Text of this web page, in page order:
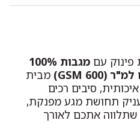
פינוק עם
מגבות 100%
מבית
סיבים רכים
תחושת מגע מפנקת,
שתלווה אתכם לאורך